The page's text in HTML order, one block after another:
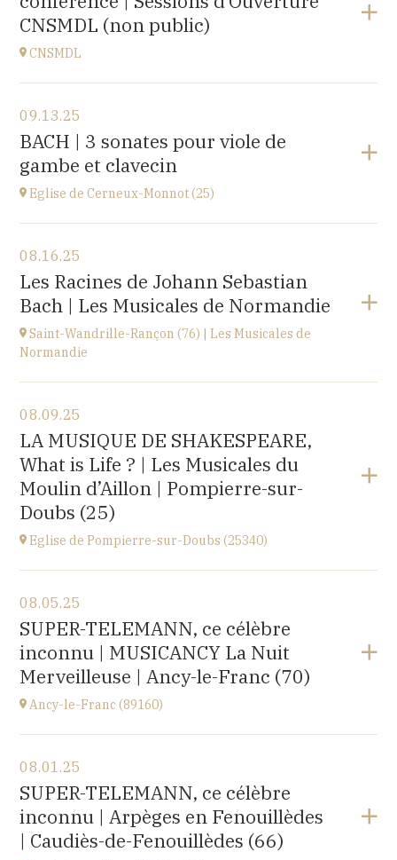
at20H00
Buy your tickets
CNSMDL (non public)
CNSMDL
CNSMD | Conservatoire National Supérieur Musique
et Danse de Lyon
3 quai Chauveau, 69009 LYON
at
09.13.25
BACH | 3 sonates pour viole de
gambe et clavecin
Eglise de Cerneux-Monnot (25)
Eglise de Cerneux-Monnot (25)
lieu dit Les Cerneux-Monnots, 25210 Bonnétage
at20H00
08.16.25
Les Racines de Johann Sebastian
Bach | Les Musicales de Normandie
Saint-Wandrille-Rançon (76) | Les Musicales de
Normandie
Église Saint-Michel,
2 rue Saint-Jacques, Saint-Wandrille-Rançon
(76490)
at17H
Buy your tickets
08.09.25
LA MUSIQUE DE SHAKESPEARE,
What is Life ? | Les Musicales du
Moulin d’Aillon | Pompierre-sur-
Doubs (25)
Eglise de Pompierre-sur-Doubs (25340)
Eglise de Pompierre-sur-Doubs (25340)
3 chemin de l'église
at20H00
08.05.25
SUPER-TELEMANN, ce célèbre
inconnu | MUSICANCY La Nuit
Merveilleuse | Ancy-le-Franc (70)
Ancy-le-Franc (89160)
Ancy-le-Franc (89160)
Le Château d’Ancy-le-Franc, 18 Place Clermont-
Tonnerre, 89160 Ancy-le-Franc
at20H00
08.01.25
SUPER-TELEMANN, ce célèbre
inconnu | Arpèges en Fenouillèdes
| Caudiès-de-Fenouillèdes (66)